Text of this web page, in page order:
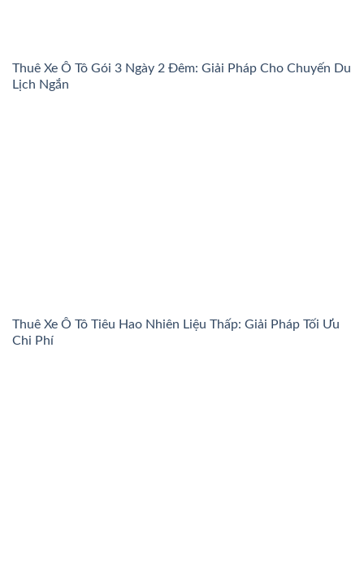
Thuê Xe Ô Tô Gói 3 Ngày 2 Đêm: Giải Pháp Cho Chuyến Du
Lịch Ngắn
Thuê Xe Ô Tô Tiêu Hao Nhiên Liệu Thấp: Giải Pháp Tối Ưu
Chi Phí